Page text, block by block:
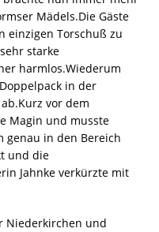
Mädels.Die Gäste
einzigen Torschuß zu
starke
harmlos.Wiederum
in der
vor dem
Magin und musste
genau in den Bereich
und die
Jahnke verkürzte mit
Niederkirchen und